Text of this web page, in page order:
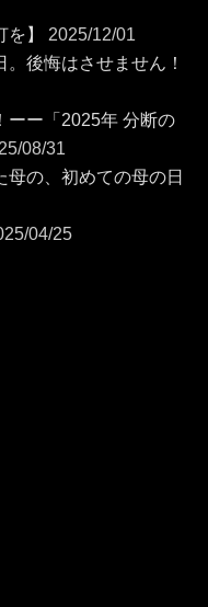
】
2025/12/01
後悔はさせません！
ーー「2025年 分断の
08/31
の、初めての母の日
04/25